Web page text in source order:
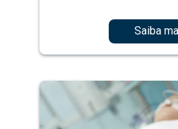
Saiba